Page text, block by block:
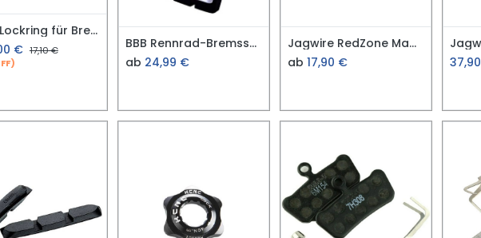
KCNC Lockring für Bremsscheibe
€ 17,10€
BBB Rennrad-Bremsschuh Cartridge BBS-02
ab 24,99 €
Jagwire RedZone Magura Clara/ Luise
ab 17,90 €
37,90